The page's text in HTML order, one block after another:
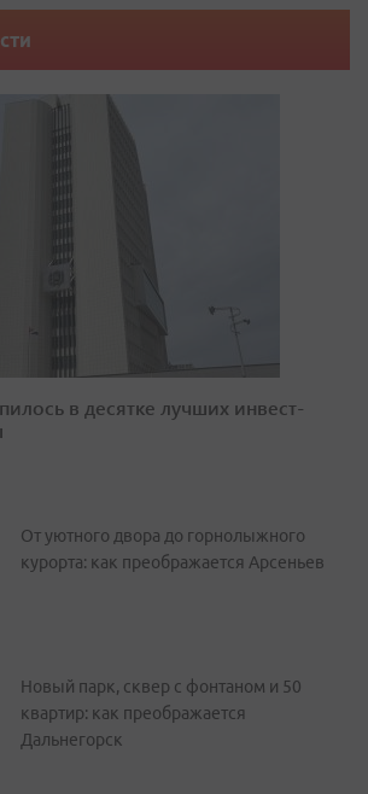
в десятке лучших инвест-
От уютного двора до горнолыжного
курорта: как преображается Арсеньев
Новый парк, сквер с фонтаном и 50
квартир: как преображается
Дальнегорск